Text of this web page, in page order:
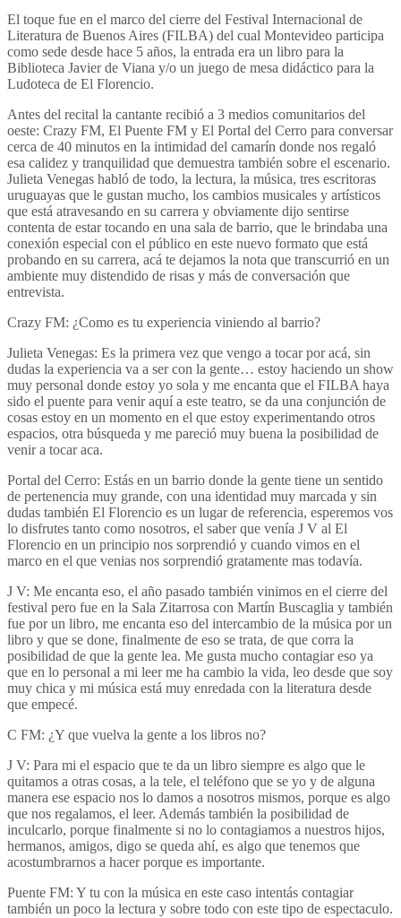
El toque fue en el marco del cierre del Festival Internacional de
Literatura de Buenos Aires (FILBA) del cual Montevideo participa
como sede desde hace 5 años, la entrada era un libro para la
Biblioteca Javier de Viana y/o un juego de mesa didáctico para la
Ludoteca de El Florencio.
Antes del recital la cantante recibió a 3 medios comunitarios del
oeste: Crazy FM, El Puente FM y El Portal del Cerro para conversar
cerca de 40 minutos en la intimidad del camarín donde nos regaló
esa calidez y tranquilidad que demuestra también sobre el escenario.
Julieta Venegas habló de todo, la lectura, la música, tres escritoras
uruguayas que le gustan mucho, los cambios musicales y artísticos
que está atravesando en su carrera y obviamente dijo sentirse
contenta de estar tocando en una sala de barrio, que le brindaba una
conexión especial con el público en este nuevo formato que está
probando en su carrera, acá te dejamos la nota que transcurrió en un
ambiente muy distendido de risas y más de conversación que
entrevista.
Crazy FM: ¿Como es tu experiencia viniendo al barrio?
Julieta Venegas: Es la primera vez que vengo a tocar por acá, sin
dudas la experiencia va a ser con la gente… estoy haciendo un show
muy personal donde estoy yo sola y me encanta que el FILBA haya
sido el puente para venir aquí a este teatro, se da una conjunción de
cosas estoy en un momento en el que estoy experimentando otros
espacios, otra búsqueda y me pareció muy buena la posibilidad de
venir a tocar aca.
Portal del Cerro: Estás en un barrio donde la gente tiene un sentido
de pertenencia muy grande, con una identidad muy marcada y sin
dudas también El Florencio es un lugar de referencia, esperemos vos
lo disfrutes tanto como nosotros, el saber que venía J V al El
Florencio en un principio nos sorprendió y cuando vimos en el
marco en el que venias nos sorprendió gratamente mas todavía.
J V: Me encanta eso, el año pasado también vinimos en el cierre del
festival pero fue en la Sala Zitarrosa con Martín Buscaglia y también
fue por un libro, me encanta eso del intercambio de la música por un
libro y que se done, finalmente de eso se trata, de que corra la
posibilidad de que la gente lea. Me gusta mucho contagiar eso ya
que en lo personal a mi leer me ha cambio la vida, leo desde que soy
muy chica y mi música está muy enredada con la literatura desde
que empecé.
C FM: ¿Y que vuelva la gente a los libros no?
J V: Para mi el espacio que te da un libro siempre es algo que le
quitamos a otras cosas, a la tele, el teléfono que se yo y de alguna
manera ese espacio nos lo damos a nosotros mismos, porque es algo
que nos regalamos, el leer. Además también la posibilidad de
inculcarlo, porque finalmente si no lo contagiamos a nuestros hijos,
hermanos, amigos, digo se queda ahí, es algo que tenemos que
acostumbrarnos a hacer porque es importante.
Puente FM: Y tu con la música en este caso intentás contagiar
también un poco la lectura y sobre todo con este tipo de espectaculo.